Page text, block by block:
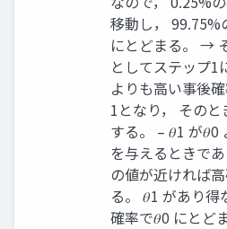
移動し， 99.75%
にとどまる。 →
としてステップ1
よりも高い事後
1となり， その
する。 – 𝜃1 が𝜃0
を与えるときで
の値が近ければ
る。 𝜃1 があり得
確率で𝜃0 にとど